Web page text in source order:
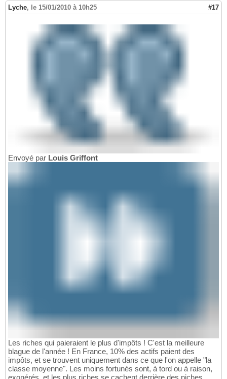
Lyche, le 15/01/2010 à 10h25 #17
Envoyé par Louis Griffont
Les riches qui paieraient le plus d'impôts ! C'est la meilleure
blague de l'année ! En France, 10% des actifs paient des
impôts, et se trouvent uniquement dans ce que l'on appelle "la
classe moyenne". Les moins fortunés sont, à tord ou à raison,
exonérés, et les plus riches se cachent derrière des niches